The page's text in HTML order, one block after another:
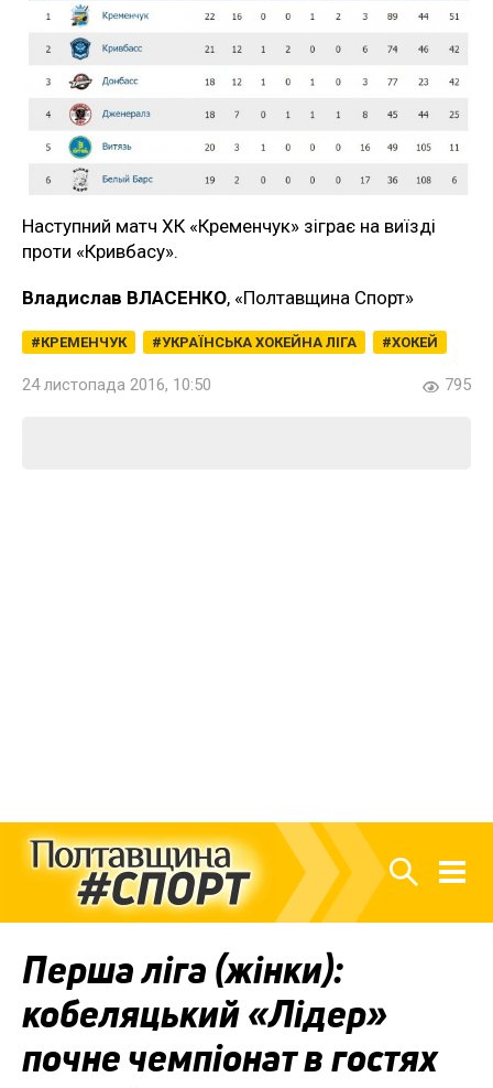
Наступний матч ХК «Кременчук» зіграє на виїзді
проти «Кривбасу».
Владислав ВЛАСЕНКО, «Полтавщина Спорт»
КРЕМЕНЧУК УКРАЇНСЬКА ХОКЕЙНА ЛІГА ХОКЕЙ
24 листопада 2016, 10:50 795
Перша ліга (жінки):
кобеляцький «Лідер»
почне чемпіонат в гостях